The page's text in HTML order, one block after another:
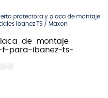
protectora y placa de montaje
Ibanez TS / Maxon